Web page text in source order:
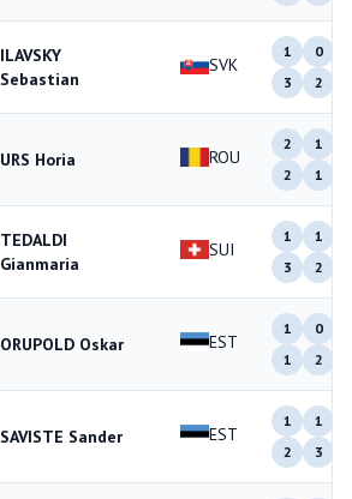
ILAVSKY
Sebastian
SVK
1
0
3
2
URS Horia ROU
2
1
2
1
TEDALDI
Gianmaria
SUI
1
1
3
2
ORUPOLD Oskar EST
1
0
1
2
SAVISTE Sander EST
1
1
2
3